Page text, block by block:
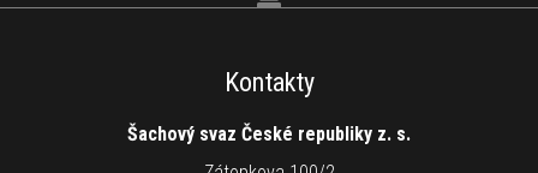
Kontakty
Šachový svaz České republiky z. s.